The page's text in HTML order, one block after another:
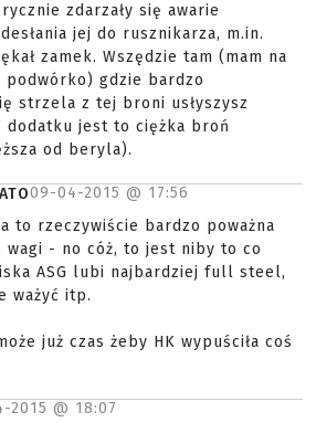
zdarzały się awarie
jej do rusznikarza, m.in.
zamek. Wszędzie tam (mam na
podwórko) gdzie bardzo
strzela z tej broni usłyszysz
dodatku jest to ciężka broń
od beryla).
09-04-2015 @ 17:56
to rzeczywiście bardzo poważna
wagi - no cóż, to jest niby to co
ASG lubi najbardziej full steel,
ważyć itp.
już czas żeby HK wypuściła coś
2015 @ 18:07